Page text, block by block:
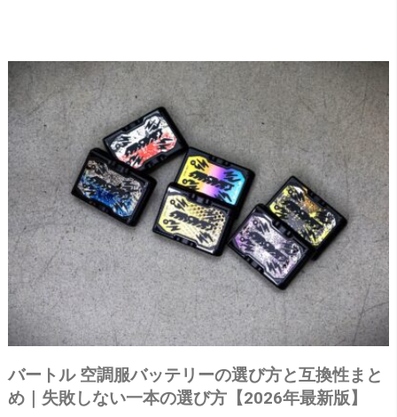
バートル 空調服バッテリーの選び方と互換性まと
め｜失敗しない一本の選び方【2026年最新版】